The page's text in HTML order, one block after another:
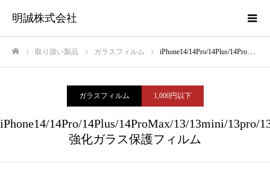
明誠株式会社
取り扱い製品 ガラスフィルム iPhone14/14Pro/14Plus/14ProMax/13/13mini/13pro/13promax 強化ガラス保護フィルム
ガラスフィルム 1,000円以下
iPhone14/14Pro/14Plus/14ProMax/13/13mini/13pro/
強化ガラス保護フィルム